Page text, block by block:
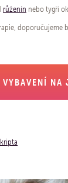
růženín nebo tygří
doporučujeme
NA